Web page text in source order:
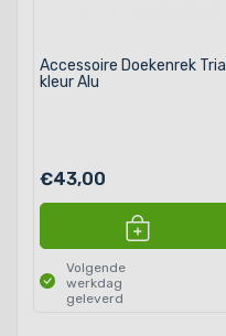
Accessoire Doekenrek Trial
kleur Alu
€43,00
Volgende
werkdag
geleverd